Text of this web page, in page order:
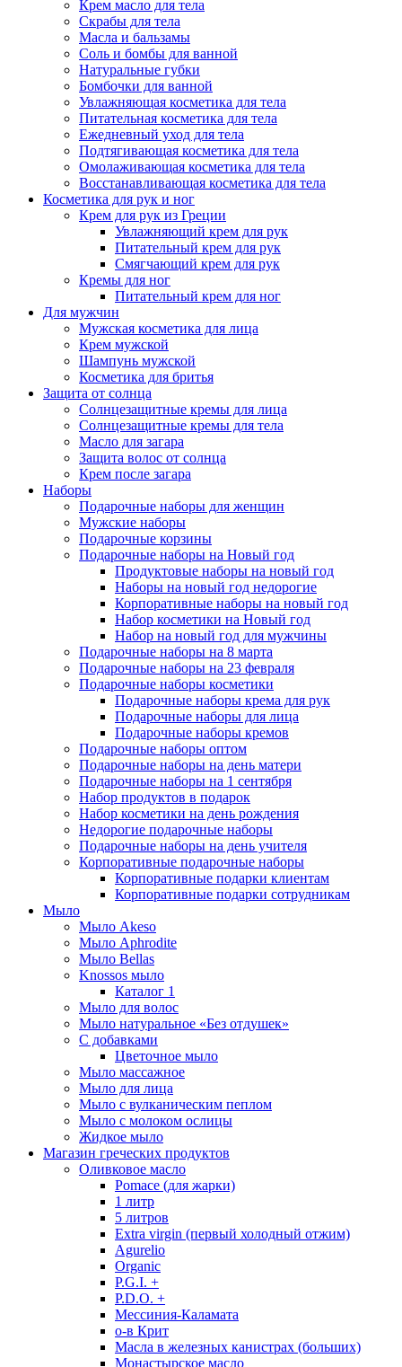
Крем масло для тела
Скрабы для тела
Масла и бальзамы
Соль и бомбы для ванной
Натуральные губки
Бомбочки для ванной
Увлажняющая косметика для тела
Питательная косметика для тела
Ежедневный уход для тела
Подтягивающая косметика для тела
Омолаживающая косметика для тела
Восстанавливающая косметика для тела
Косметика для рук и ног
Крем для рук из Греции
Увлажняющий крем для рук
Питательный крем для рук
Смягчающий крем для рук
Кремы для ног
Питательный крем для ног
Для мужчин
Мужская косметика для лица
Крем мужской
Шампунь мужской
Косметика для бритья
Защита от солнца
Солнцезащитные кремы для лица
Солнцезащитные кремы для тела
Масло для загара
Защита волос от солнца
Крем после загара
Наборы
Подарочные наборы для женщин
Мужские наборы
Подарочные корзины
Подарочные наборы на Новый год
Продуктовые наборы на новый год
Наборы на новый год недорогие
Корпоративные наборы на новый год
Набор косметики на Новый год
Набор на новый год для мужчины
Подарочные наборы на 8 марта
Подарочные наборы на 23 февраля
Подарочные наборы косметики
Подарочные наборы крема для рук
Подарочные наборы для лица
Подарочные наборы кремов
Подарочные наборы оптом
Подарочные наборы на день матери
Подарочные наборы на 1 сентября
Набор продуктов в подарок
Набор косметики на день рождения
Недорогие подарочные наборы
Подарочные наборы на день учителя
Корпоративные подарочные наборы
Корпоративные подарки клиентам
Корпоративные подарки сотрудникам
Мыло
Мыло Akeso
Мыло Aphrodite
Мыло Bellas
Knossos мыло
Каталог 1
Мыло для волос
Мыло натуральное «Без отдушек»
С добавками
Цветочное мыло
Мыло массажное
Мыло для лица
Мыло с вулканическим пеплом
Мыло с молоком ослицы
Жидкое мыло
Магазин греческих продуктов
Оливковое масло
Pomace (для жарки)
1 литр
5 литров
Extra virgin (первый холодный отжим)
Agurelio
Organic
P.G.I. +
P.D.O. +
Мессиния-Каламата
о-в Крит
Масла в железных канистрах (больших)
Монастырское масло